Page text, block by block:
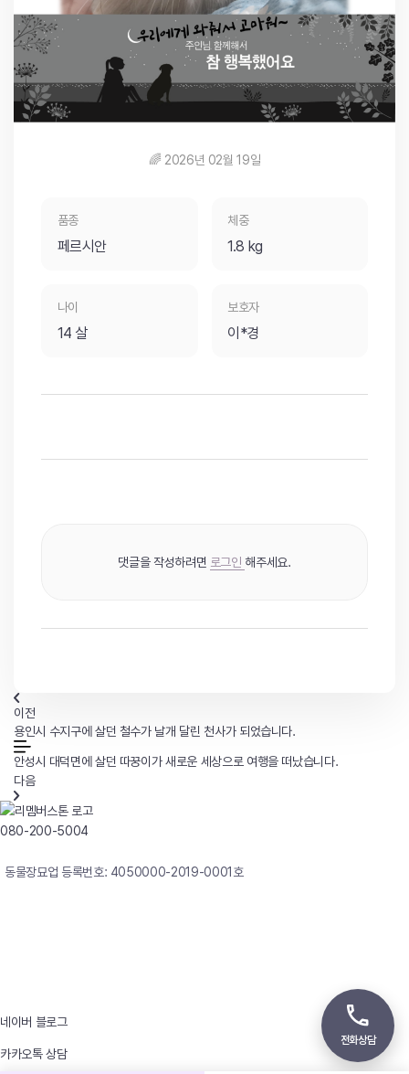
🌈 2026년 02월 19일
품종
페르시안
체중
1.8 kg
나이
14 살
보호자
이*경
댓글을 작성하려면 로그인 해주세요.
이전
용인시 수지구에 살던 철수가 날개 달린 천사가 되었습니다.
안성시 대덕면에 살던 따꿍이가 새로운 세상으로 여행을 떠났습니다.
다음
080-200-5004
동물장묘업 등록번호: 4050000-2019-0001호
네이버 블로그
카카오톡 상담
전화상담